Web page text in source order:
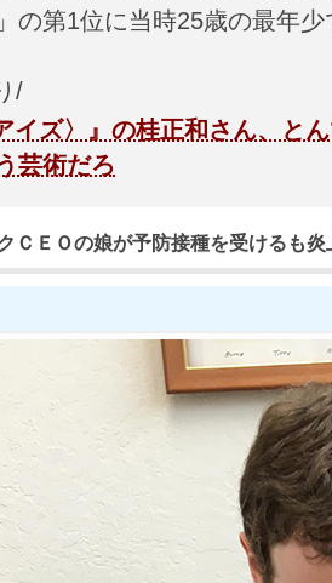
の第1位に当時25歳の最年少
/
イズ〉』の桂正和さん、と
芸術だろ
ＣＥＯの娘が予防接種を受けるも炎